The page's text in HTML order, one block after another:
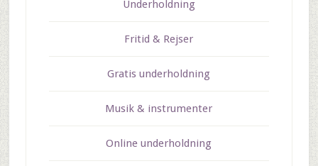
Underholdning
Fritid & Rejser
Gratis underholdning
Musik & instrumenter
Online underholdning